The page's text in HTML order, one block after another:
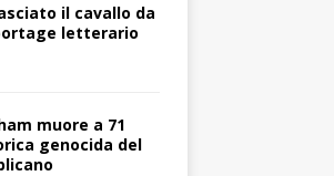
il cavallo da
letterario
muore a 71
genocida del